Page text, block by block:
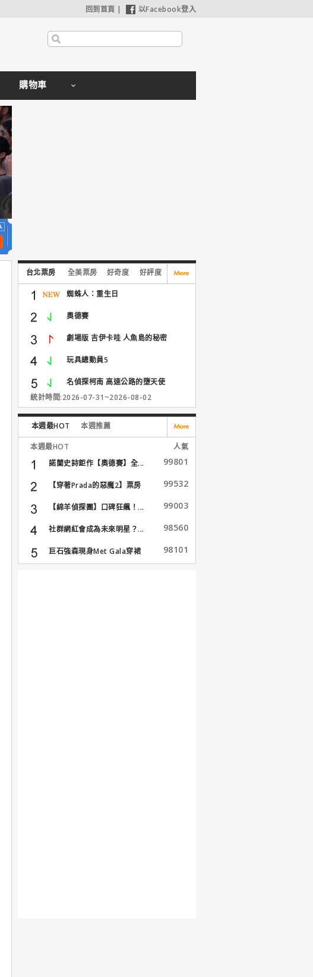
回到首頁 | 以Facebook登入
購物車
台北票房 全美票房 好奇度 好評度
蜘蛛人：重生日
奧德賽
劇場版 吉伊卡哇 人魚島的秘密
玩具總動員5
名偵探柯南 高速公路的墮天使
統計時間:2026-07-31~2026-08-02
本週最HOT 本週推薦
本週最HOT
人氣
諾蘭史詩鉅作【奧德賽】全...
99801
【穿著Prada的惡魔2】票房
99532
【綿羊偵探團】口碑狂飆！... 99003
社群網紅會成為未來明星？... 98560
巨石強森現身Met Gala穿裙
子...
98101